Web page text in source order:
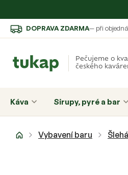
Přejít
na
DOPRAVA ZDARMA— při
Pečujeme o
českého
Káva Sirupy, pyré a bar
DomůVybavení baru